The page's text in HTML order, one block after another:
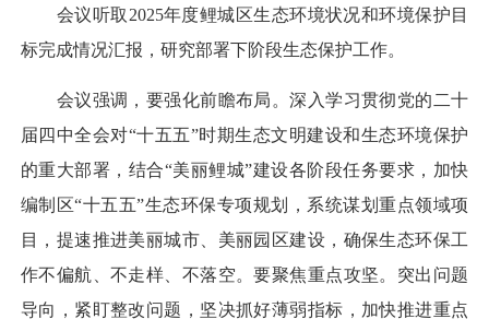
会议听取2025年度鲤城区生态环境状况和环境保护目
标完成情况汇报，研究部署下阶段生态保护工作。
会议强调，要强化前瞻布局。深入学习贯彻党的二十
届四中全会对“十五五”时期生态文明建设和生态环境保护
的重大部署，结合“美丽鲤城”建设各阶段任务要求，加快
编制区“十五五”生态环保专项规划，系统谋划重点领域项
目，提速推进美丽城市、美丽园区建设，确保生态环保工
作不偏航、不走样、不落空。要聚焦重点攻坚。突出问题
导向，紧盯整改问题，坚决抓好薄弱指标，加快推进重点